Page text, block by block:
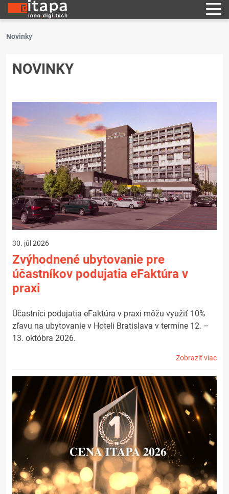
Novinky
NOVINKY
30. júl 2026
Zvýhodnené ubytovanie pre
účastníkov podujatia eFaktúra v
praxi
Účastníci podujatia eFaktúra v praxi môžu využiť 10%
zľavu na ubytovanie v Hoteli Bratislava v termíne 12. –
13. októbra 2026.
Zobraziť viac